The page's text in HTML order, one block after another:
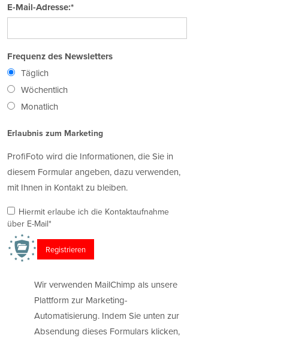
E-Mail-Adresse:*
Frequenz des Newsletters
Täglich
Wöchentlich
Monatlich
Erlaubnis zum Marketing
ProfiFoto wird die Informationen, die Sie in
diesem Formular angeben, dazu verwenden,
mit Ihnen in Kontakt zu bleiben.
Hiermit erlaube ich die Kontaktaufnahme
über E-Mail*
Wir verwenden MailChimp als unsere
Plattform zur Marketing-
Automatisierung. Indem Sie unten zur
Absendung dieses Formulars klicken,